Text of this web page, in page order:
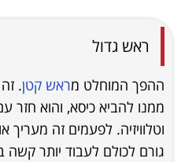
ראש גדול
ההפך המוחלט מראש קטן.
ממנו להביא כיסא, והוא חזר
וטלוויזיה. לפעמים זה מעריך
גורם לכולם לעבוד יותר קשה